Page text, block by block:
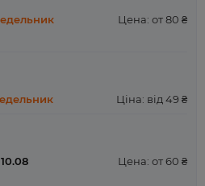
Цена: от 80 ₴
Ціна: від 49 ₴
Цена: от 60 ₴